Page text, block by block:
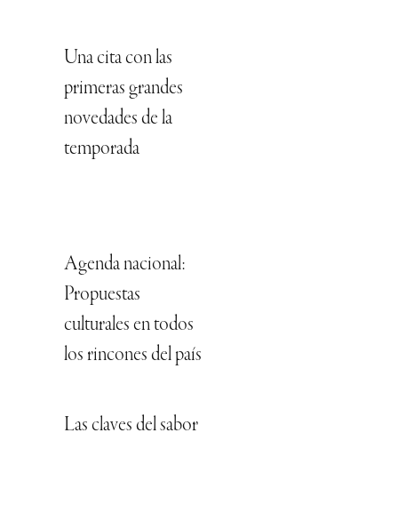
Una cita con las
primeras grandes
novedades de la
temporada
Agenda nacional:
Propuestas
culturales en todos
los rincones del país
Las claves del sabor